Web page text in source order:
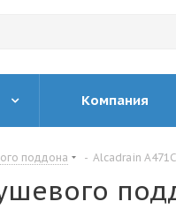
Компания
поддона - Alcadrain